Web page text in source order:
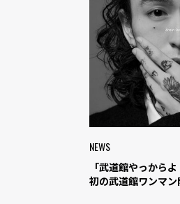
NEWS
「武道館やっから
初の武道館ワンマン